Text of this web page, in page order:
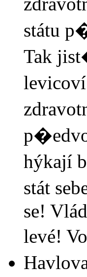
státu
Tak
hýkají
stát
se!
levé!